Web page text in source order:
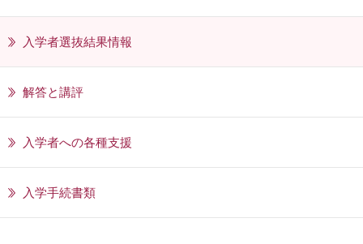
入学者選抜結果情報
解答と講評
入学者への各種支援
入学手続書類